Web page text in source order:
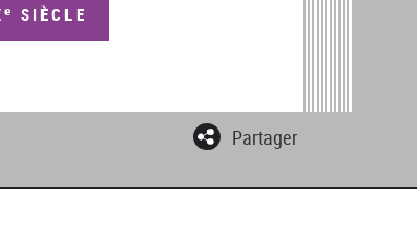
e SIÈCLE
Partager